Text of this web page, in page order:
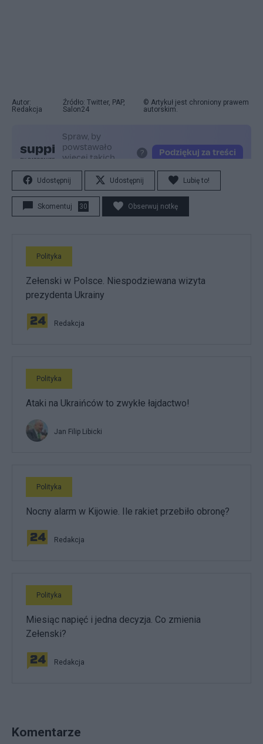
Autor:
Redakcja
Źródło: Twitter, PAP,
Salon24
© Artykuł jest chroniony prawem
autorskim.
Udostępnij Udostępnij Lubię to!
Skomentuj 30 Obserwuj notkę
Polityka
Zełenski w Polsce. Niespodziewana wizyta
prezydenta Ukrainy
Redakcja
Polityka
Ataki na Ukraińców to zwykłe łajdactwo!
Jan Filip Libicki
Polityka
Nocny alarm w Kijowie. Ile rakiet przebiło obronę?
Redakcja
Polityka
Miesiąc napięć i jedna decyzja. Co zmienia
Zełenski?
Redakcja
Komentarze